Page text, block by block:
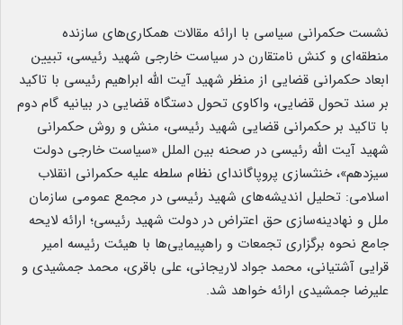
نشست حکمرانی سیاسی با ارائه مقالات همکاری‌های سازنده
منطقه‌ای و کنش نامتقارن در سیاست خارجی شهید رئیسی، تبیین
ابعاد حکمرانی قضایی از منظر شهید آیت الله ابراهیم رئیسی با تاکید
بر سند تحول قضایی، واکاوی تحول دستگاه قضایی در بیانیه گام دوم
با تاکید بر حکمرانی قضایی شهید رئیسی، منش و روش حکمرانی
شهید آیت الله رئیسی در صحنه بین الملل «سیاست خارجی دولت
سیزدهم»، خنثسازی پروپاگاندای نظام سلطه علیه حکمرانی انقلاب
اسلامی: تحلیل اندیشه‌های شهید رئیسی در مجمع عمومی سازمان
ملل و نهادینه‌سازی حق اعتراض در دولت شهید رئیسی؛ ارائه لایحه
جامع نحوه برگزاری تجمعات و راهپیمایی‌ها با هیئت رئیسه امیر
قرایی آشتیانی، محمد جواد لاریجانی، علی باقری، محمد جمشیدی و
علیرضا جمشیدی ارائه خواهد شد.